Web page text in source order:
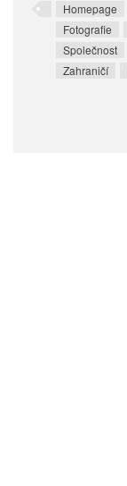
Homepage
Fotografie
Společnost
Zahraničí